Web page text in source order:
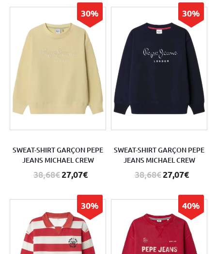
30%
SWEAT-SHIRT GARÇON PEPE
JEANS MICHAEL CREW
38,68€27,07€
30%
SWEAT-SHIRT GARÇON PEPE
JEANS MICHAEL CREW
38,68€27,07€
30% 40%